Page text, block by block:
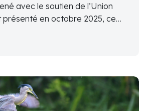
CRIME »
avec le soutien de l’Union
en octobre 2025, ce
paysage criminel. Il met
et les enjeux en matière